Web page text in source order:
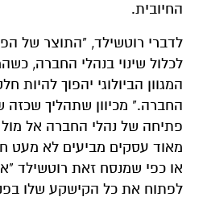
החיובית.
לדברי רוטשילד, "התוצר של
לכלול שינוי בנהלי החברה,
המגוון הביולוגי יהפוך להיות
החברה." מכיוון שתהליך שכזה
פתיחה של נהלי החברה אל מול
מאוד עסקים מביעים לא מעט
או כפי שמנסח זאת רוטשילד
לפתוח את כל הקישקע שלו